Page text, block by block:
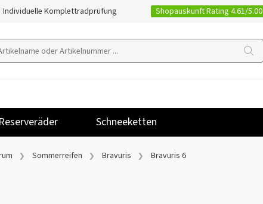
Individuelle Komplettradprüfung Shopauskunft Rating 4.61/5.00
Schneeketten
Sommerreifen Bravuris Bravuris 6